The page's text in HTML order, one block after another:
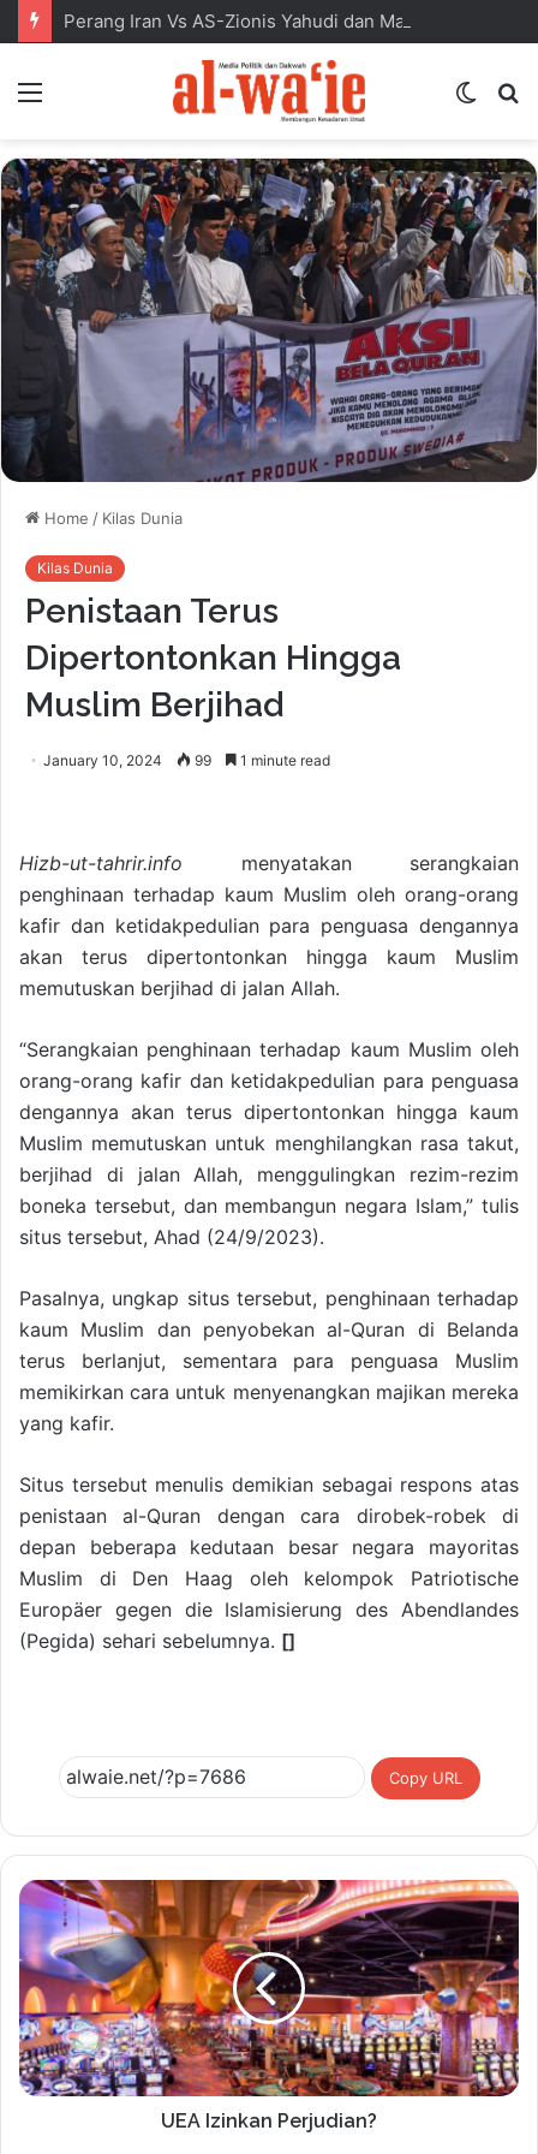
Switch
Home / Kilas Dunia
Kilas Dunia
Penistaan Terus
Dipertontonkan Hingga
Muslim Berjihad
January 10, 2024 99 1 minute read
Hizb-ut-tahrir.info menyatakan serangkaian
penghinaan terhadap kaum Muslim oleh orang-orang
kafir dan ketidakpedulian para penguasa dengannya
akan terus dipertontonkan hingga kaum Muslim
memutuskan berjihad di jalan Allah.
“Serangkaian penghinaan terhadap kaum Muslim oleh
orang-orang kafir dan ketidakpedulian para penguasa
dengannya akan terus dipertontonkan hingga kaum
Muslim memutuskan untuk menghilangkan rasa takut,
berjihad di jalan Allah, menggulingkan rezim-rezim
boneka tersebut, dan membangun negara Islam,” tulis
situs tersebut, Ahad (24/9/2023).
Pasalnya, ungkap situs tersebut, penghinaan terhadap
kaum Muslim dan penyobekan al-Quran di Belanda
terus berlanjut, sementara para penguasa Muslim
memikirkan cara untuk menyenangkan majikan mereka
yang kafir.
Situs tersebut menulis demikian sebagai respons atas
penistaan al-Quran dengan cara dirobek-robek di
depan beberapa kedutaan besar negara mayoritas
Muslim di Den Haag oleh kelompok Patriotische
Europäer gegen die Islamisierung des Abendlandes
(Pegida) sehari sebelumnya. []
Copy URL
UEA Izinkan Perjudian?